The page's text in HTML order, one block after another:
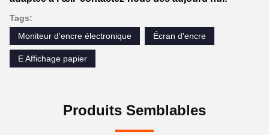
Tags:
Moniteur d'encre électronique
Écran d'encre
E Affichage papier
Produits Semblables